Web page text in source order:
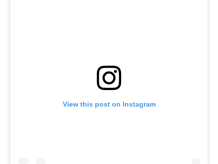
View this post on Instagram